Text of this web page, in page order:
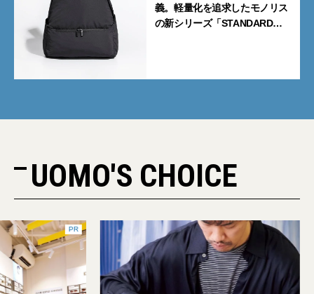
義。軽量化を追求したモノリス
の新シリーズ「STANDARD
UOMO'S CHOICE
PR